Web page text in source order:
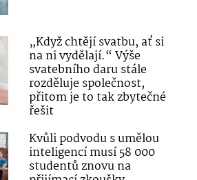
„Když chtějí svatbu, ať si
na ni vydělají.“ Výše
svatebního daru stále
rozděluje společnost,
přitom je to tak zbytečné
řešit
Kvůli podvodu s umělou
inteligencí musí 58 000
studentů znovu na